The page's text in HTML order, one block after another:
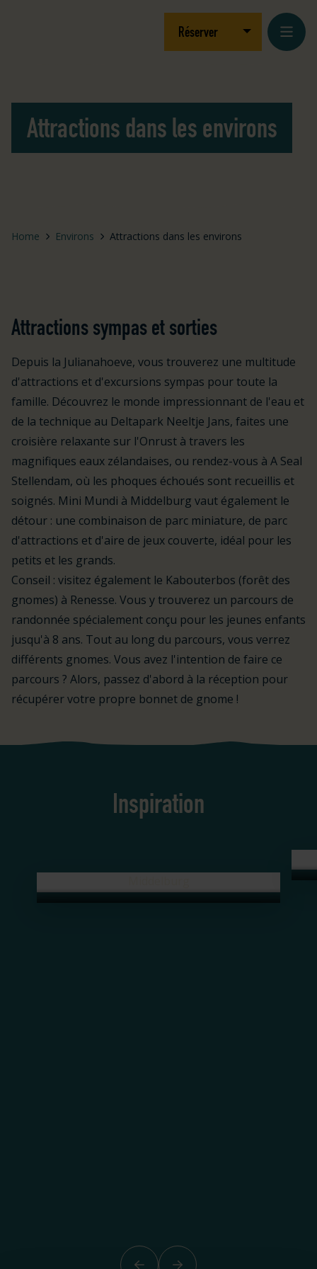
Réserver Ouvrir/fermer
Attractions dans les environs
Home Environs Attractions dans les environs
Attractions sympas et sorties
Depuis la Julianahoeve, vous trouverez une multitude
d'attractions et d'excursions sympas pour toute la
famille. Découvrez le monde impressionnant de l'eau et
de la technique au Deltapark Neeltje Jans, faites une
croisière relaxante sur l'Onrust à travers les
magnifiques eaux zélandaises, ou rendez-vous à A Seal
Stellendam, où les phoques échoués sont recueillis et
soignés. Mini Mundi à Middelburg vaut également le
détour : une combinaison de parc miniature, de parc
d'attractions et d'aire de jeux couverte, idéal pour les
petits et les grands.
Conseil : visitez également le Kabouterbos (forêt des
gnomes) à Renesse. Vous y trouverez un parcours de
randonnée spécialement conçu pour les jeunes enfants
jusqu'à 8 ans. Tout au long du parcours, vous verrez
différents gnomes. Vous avez l'intention de faire ce
parcours ? Alors, passez d'abord à la réception pour
récupérer votre propre bonnet de gnome !
Inspiration